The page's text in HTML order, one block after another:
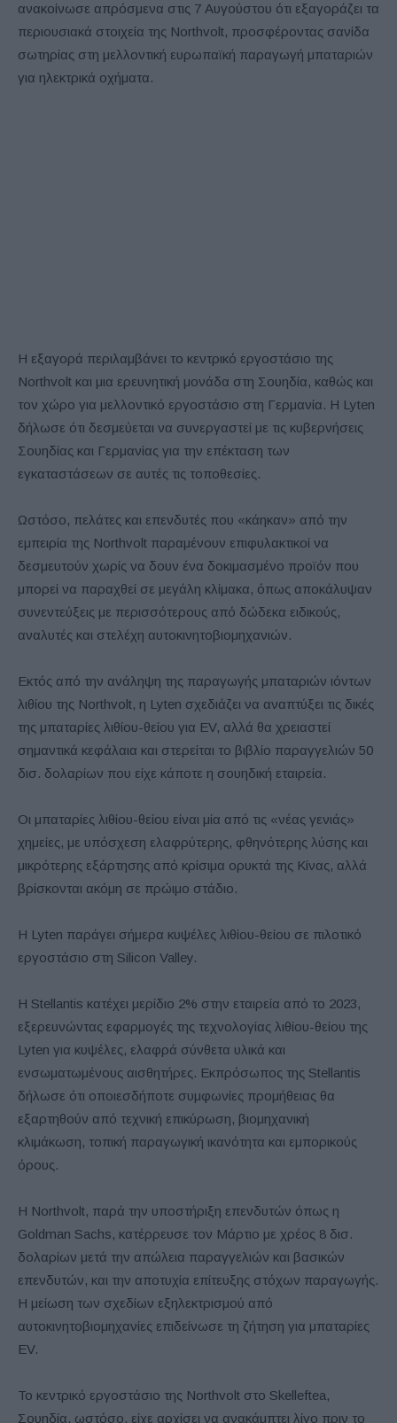
ανακοίνωσε απρόσμενα στις 7 Αυγούστου ότι εξαγοράζει τα
περιουσιακά στοιχεία της Northvolt, προσφέροντας σανίδα
σωτηρίας στη μελλοντική ευρωπαϊκή παραγωγή μπαταριών
για ηλεκτρικά οχήματα.
Η εξαγορά περιλαμβάνει το κεντρικό εργοστάσιο της
Northvolt και μια ερευνητική μονάδα στη Σουηδία, καθώς και
τον χώρο για μελλοντικό εργοστάσιο στη Γερμανία. Η Lyten
δήλωσε ότι δεσμεύεται να συνεργαστεί με τις κυβερνήσεις
Σουηδίας και Γερμανίας για την επέκταση των
εγκαταστάσεων σε αυτές τις τοποθεσίες.
Ωστόσο, πελάτες και επενδυτές που «κάηκαν» από την
εμπειρία της Northvolt παραμένουν επιφυλακτικοί να
δεσμευτούν χωρίς να δουν ένα δοκιμασμένο προϊόν που
μπορεί να παραχθεί σε μεγάλη κλίμακα, όπως αποκάλυψαν
συνεντεύξεις με περισσότερους από δώδεκα ειδικούς,
αναλυτές και στελέχη αυτοκινητοβιομηχανιών.
Εκτός από την ανάληψη της παραγωγής μπαταριών ιόντων
λιθίου της Northvolt, η Lyten σχεδιάζει να αναπτύξει τις δικές
της μπαταρίες λιθίου-θείου για EV, αλλά θα χρειαστεί
σημαντικά κεφάλαια και στερείται το βιβλίο παραγγελιών 50
δισ. δολαρίων που είχε κάποτε η σουηδική εταιρεία.
Οι μπαταρίες λιθίου-θείου είναι μία από τις «νέας γενιάς»
χημείες, με υπόσχεση ελαφρύτερης, φθηνότερης λύσης και
μικρότερης εξάρτησης από κρίσιμα ορυκτά της Κίνας, αλλά
βρίσκονται ακόμη σε πρώιμο στάδιο.
Η Lyten παράγει σήμερα κυψέλες λιθίου-θείου σε πιλοτικό
εργοστάσιο στη Silicon Valley.
Η Stellantis κατέχει μερίδιο 2% στην εταιρεία από το 2023,
εξερευνώντας εφαρμογές της τεχνολογίας λιθίου-θείου της
Lyten για κυψέλες, ελαφρά σύνθετα υλικά και
ενσωματωμένους αισθητήρες. Εκπρόσωπος της Stellantis
δήλωσε ότι οποιεσδήποτε συμφωνίες προμήθειας θα
εξαρτηθούν από τεχνική επικύρωση, βιομηχανική
κλιμάκωση, τοπική παραγωγική ικανότητα και εμπορικούς
όρους.
Η Northvolt, παρά την υποστήριξη επενδυτών όπως η
Goldman Sachs, κατέρρευσε τον Μάρτιο με χρέος 8 δισ.
δολαρίων μετά την απώλεια παραγγελιών και βασικών
επενδυτών, και την αποτυχία επίτευξης στόχων παραγωγής.
Η μείωση των σχεδίων εξηλεκτρισμού από
αυτοκινητοβιομηχανίες επιδείνωσε τη ζήτηση για μπαταρίες
EV.
Το κεντρικό εργοστάσιο της Northvolt στο Skelleftea,
Σουηδία, ωστόσο, είχε αρχίσει να ανακάμπτει λίγο πριν το